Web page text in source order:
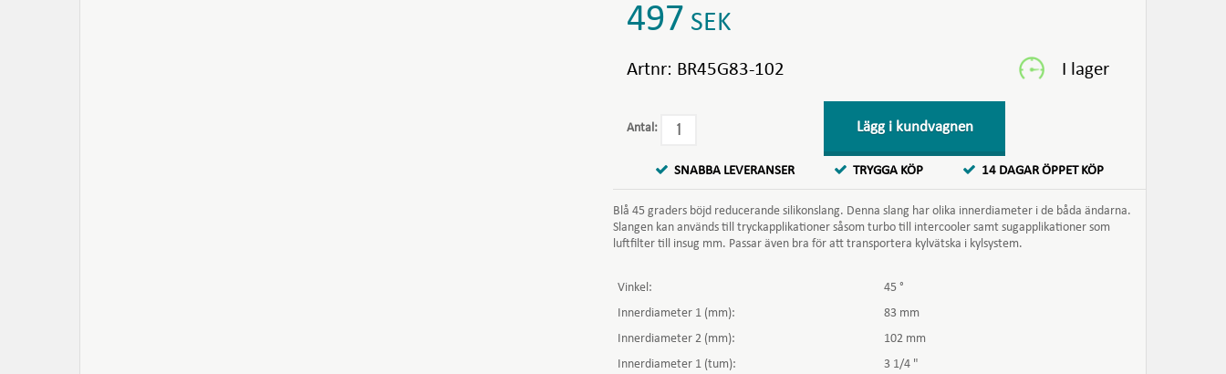
497 SEK
Artnr: BR45G83-102
Antal: Lägg i kundvagnen
SNABBA LEVERANSER TRYGGA KÖP 14 DAGAR ÖPPET KÖP
Blå 45 graders böjd reducerande silikonslang. Denna slang har olika innerdiameter i de båda ändarna.
Slangen kan används till tryckapplikationer såsom turbo till intercooler samt sugapplikationer som
luftfilter till insug mm. Passar även bra för att transportera kylvätska i kylsystem.
Vinkel:
45 °
Innerdiameter 1 (mm):
83 mm
Innerdiameter 2 (mm):
102 mm
Innerdiameter 1 (tum):
3 1/4 "